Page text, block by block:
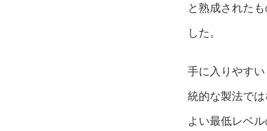
と熟成された
した。
手に入りやす
統的な製法で
よい最低レベ